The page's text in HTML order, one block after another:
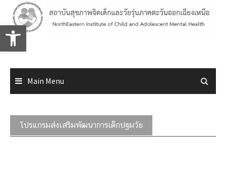
Open toolbar
content
Main Menu
โปรแกรมส่งเสริมพัฒนาการเด็กปฐมวัย